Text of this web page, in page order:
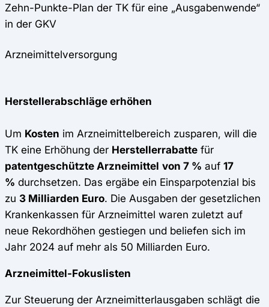
Zehn-Punkte-Plan der TK für eine „Ausgabenwende“
in der GKV
Arzneimittelversorgung
Herstellerabschläge erhöhen
Um Kosten im Arzneimittelbereich zusparen, will die
TK eine Erhöhung der Herstellerrabatte für
patentgeschützte Arzneimittel von 7 % auf 17
% durchsetzen. Das ergäbe ein Einsparpotenzial bis
zu 3 Milliarden Euro. Die Ausgaben der gesetzlichen
Krankenkassen für Arzneimittel waren zuletzt auf
neue Rekordhöhen gestiegen und beliefen sich im
Jahr 2024 auf mehr als 50 Milliarden Euro.
Arzneimittel-Fokuslisten
Zur Steuerung der Arzneimitterlausgaben schlägt die